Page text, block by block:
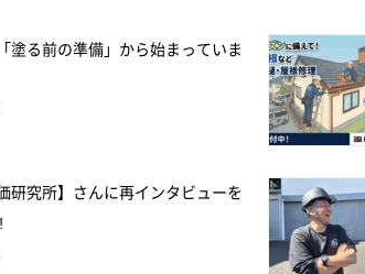
塗る前の準備」から始まっていま
研究所】さんに再インタビューを